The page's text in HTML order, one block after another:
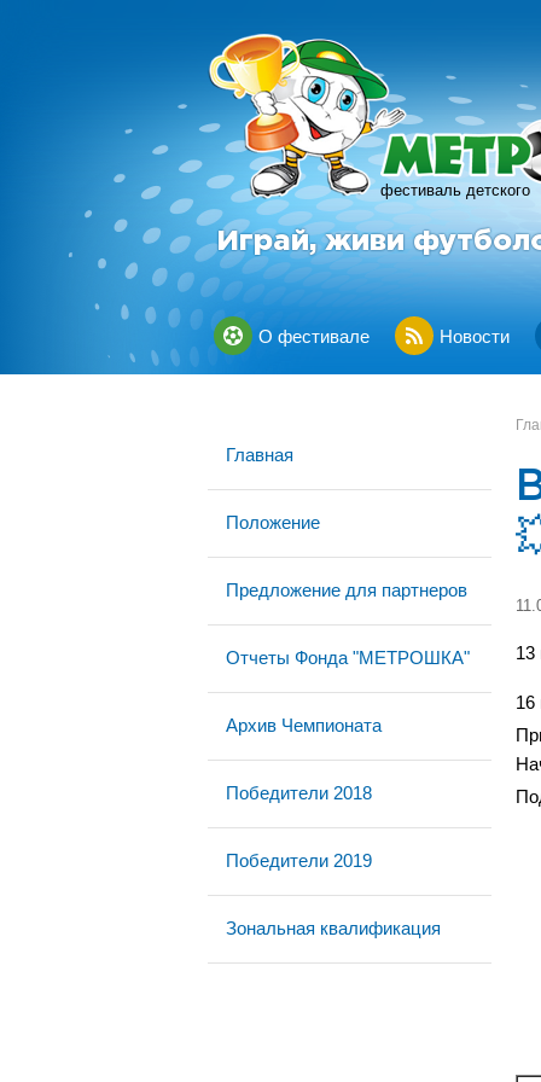
фестиваль детского
Играй, живи
О фестивале Новости
Главная
Положение
Предложение для партнеров
Отчеты Фонда "МЕТРОШКА"
Архив Чемпионата
Победители 2018
Победители 2019
Зональная квалификация
13
16